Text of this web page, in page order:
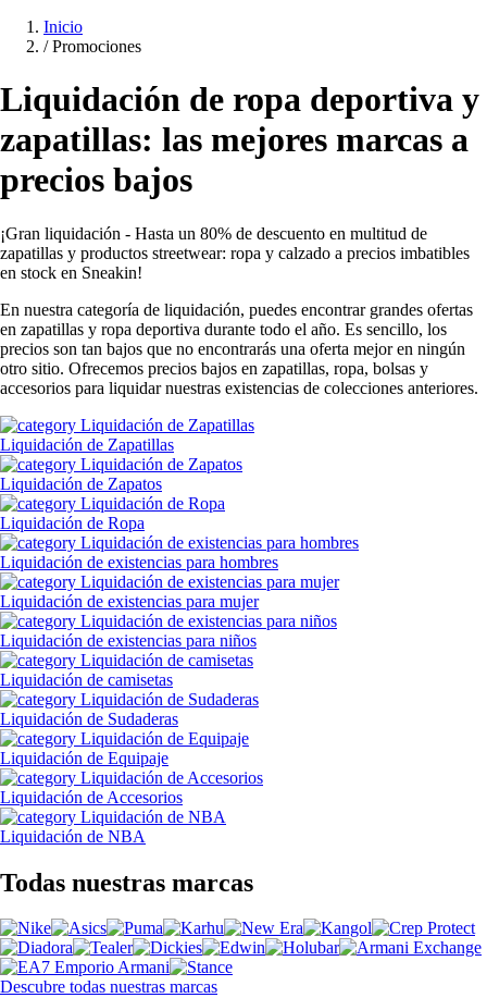
Inicio
/ Promociones
Liquidación de ropa deportiva y
zapatillas: las mejores marcas a
precios bajos
¡Gran liquidación - Hasta un 80% de descuento en multitud de
zapatillas y productos streetwear: ropa y calzado a precios imbatibles
en stock en Sneakin!
En nuestra categoría de liquidación, puedes encontrar grandes ofertas
en zapatillas y ropa deportiva durante todo el año. Es sencillo, los
precios son tan bajos que no encontrarás una oferta mejor en ningún
otro sitio. Ofrecemos precios bajos en zapatillas, ropa, bolsas y
accesorios para liquidar nuestras existencias de colecciones anteriores.
Liquidación de Zapatillas
Liquidación de Zapatos
Liquidación de Ropa
Liquidación de existencias para hombres
Liquidación de existencias para mujer
Liquidación de existencias para niños
Liquidación de camisetas
Liquidación de Sudaderas
Liquidación de Equipaje
Liquidación de Accesorios
Liquidación de NBA
Todas nuestras marcas
Descubre todas nuestras marcas